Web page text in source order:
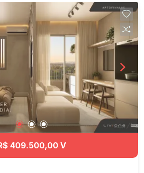
409.500,00 V